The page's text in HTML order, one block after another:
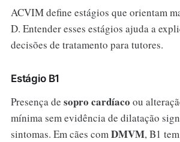
ACVIM define estágios que orientam
D. Entender esses estágios ajuda a
decisões de tratamento para tutores.
Estágio B1
Presença de sopro cardíaco ou
mínima sem evidência de dilatação
sintomas. Em cães comDMVM, B1